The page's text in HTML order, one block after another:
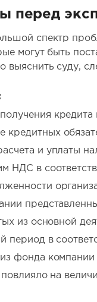
перед
спектр
могут быть
суду,
кредита
и уплаты
НДС в
из основной
период в
фонда
на